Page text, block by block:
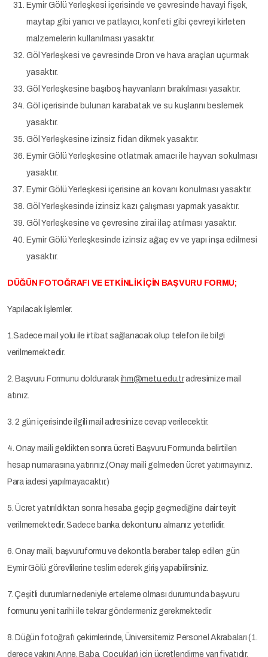
Eymir Gölü Yerleşkesi içerisinde ve çevresinde havayi fişek,
maytap gibi yanıcı ve patlayıcı, konfeti gibi çevreyi kirleten
malzemelerin kullanılması yasaktır.
Göl Yerleşkesi ve çevresinde Dron ve hava araçları uçurmak
yasaktır.
Göl Yerleşkesine başıboş hayvanların bırakılması yasaktır.
Göl içerisinde bulunan karabatak ve su kuşlarını beslemek
yasaktır.
Göl Yerleşkesine izinsiz fidan dikmek yasaktır.
Eymir Gölü Yerleşkesine otlatmak amacı ile hayvan sokulması
yasaktır.
Eymir Gölü Yerleşkesi içerisine arı kovanı konulması yasaktır.
Göl Yerleşkesinde izinsiz kazı çalışması yapmak yasaktır.
Göl Yerleşkesine ve çevresine zirai ilaç atılması yasaktır.
Eymir Gölü Yerleşkesinde izinsiz ağaç ev ve yapı inşa edilmesi
yasaktır.
DÜĞÜN FOTOĞRAFI VE ETKİNLİK İÇİN BAŞVURU FORMU;
Yapılacak İşlemler.
1.Sadece mail yolu ile irtibat sağlanacak olup telefon ile bilgi
verilmemektedir.
2. Başvuru Formunu doldurarak ihm@metu.edu.tradresimize mail
atınız.
3. 2 gün içerisinde ilgili mail adresinize cevap verilecektir.
4. Onay maili geldikten sonra ücreti Başvuru Formunda belirtilen
hesap numarasına yatırınız.(Onay maili gelmeden ücret yatırmayınız.
Para iadesi yapılmayacaktır.)
5. Ücret yatırıldıktan sonra hesaba geçip geçmediğine dair teyit
verilmemektedir. Sadece banka dekontunu almanız yeterlidir.
6. Onay maili, başvuruformu ve dekontla beraber talep edilen gün
Eymir Gölü görevlilerine teslim ederek giriş yapabilirsiniz.
7. Çeşitli durumlar nedeniyle erteleme olması durumunda başvuru
formunu yeni tarihi ile tekrar göndermeniz gerekmektedir.
8. Düğün fotoğrafı çekimlerinde, Üniversitemiz Personel Akrabaları (1.
derece yakını Anne, Baba, Çocuklar) için ücretlendirme yarı fiyatıdır.